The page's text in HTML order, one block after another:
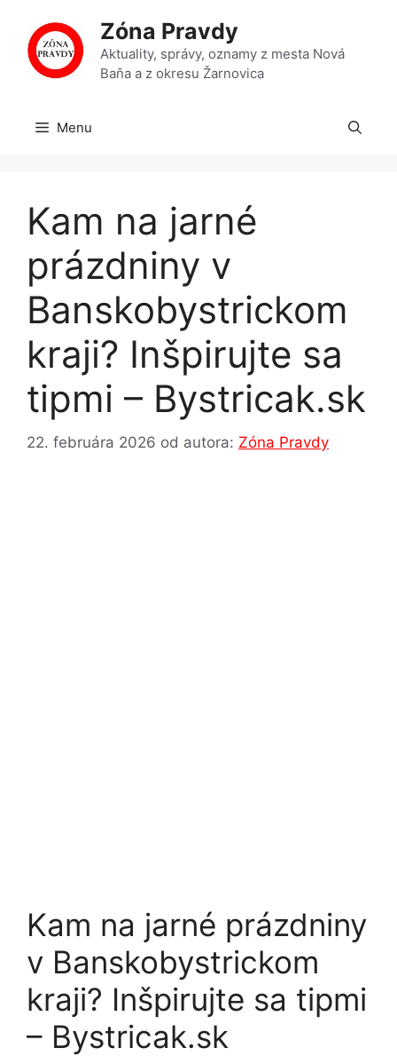
obsah
Zóna Pravdy
Aktuality, správy, oznamy z mesta Nová
Baňa a z okresu Žarnovica
Menu
Kam na jarné
prázdniny v
Banskobystrickom
kraji? Inšpirujte sa
tipmi – Bystricak.sk
22. februára 2026 od autora: Zóna Pravdy
Kam na jarné prázdniny
v Banskobystrickom
kraji? Inšpirujte sa tipmi
– Bystricak.sk